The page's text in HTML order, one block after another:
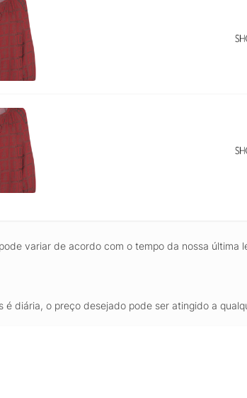
variar de acordo com o tempo da nossa última
é diária, o preço desejado pode ser atingido a